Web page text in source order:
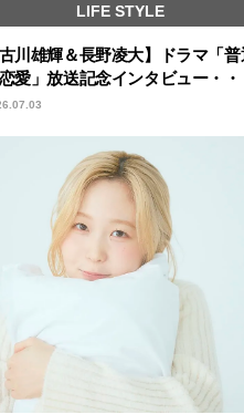
LIFE STYLE
古川雄輝＆長野凌大】ドラマ「普
愛」放送記念インタビュー・・